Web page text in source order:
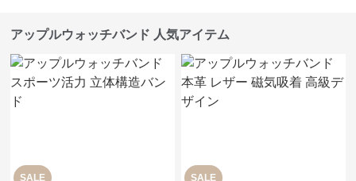
アップルウォッチバンド 人気アイテム
SALE SALE